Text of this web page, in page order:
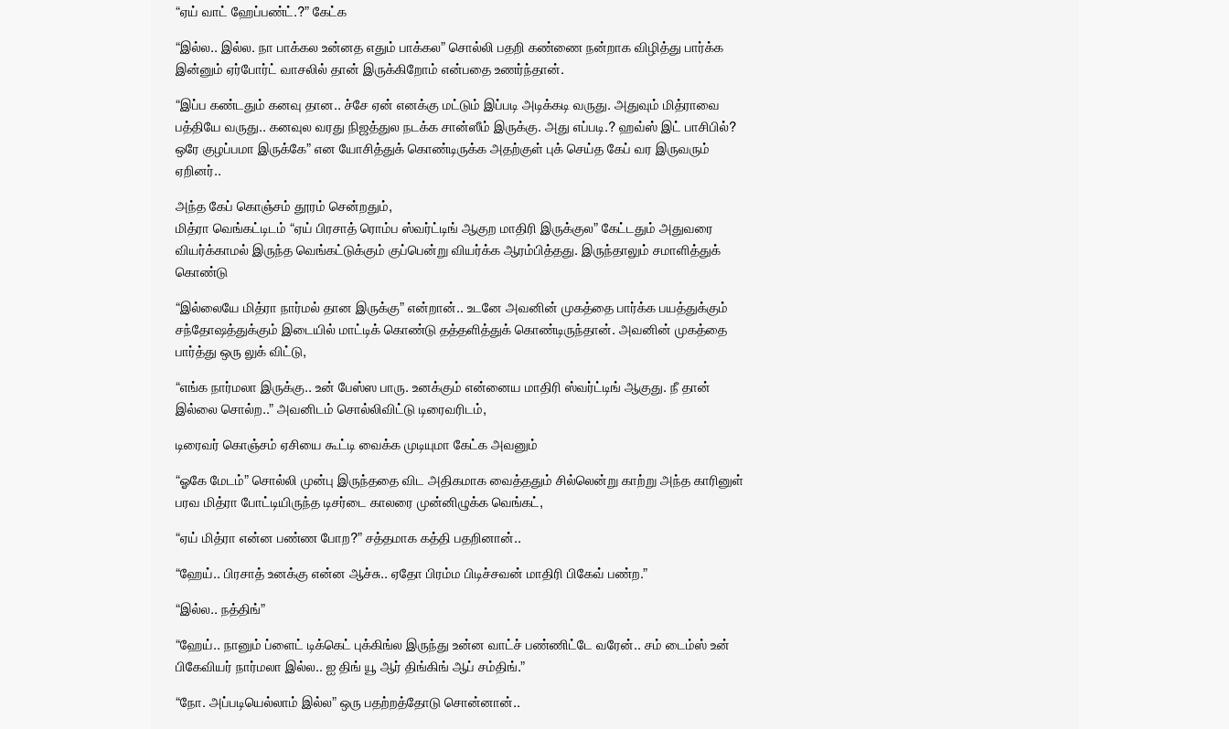
“ஏய் வாட் ஹேப்பண்ட்.?” கேட்க
“இல்ல.. இல்ல. நா பாக்கல உன்னத எதும் பாக்கல” சொல்லி பதறி கண்ணை நன்றாக விழித்து பார்க்க
இன்னும் ஏர்போர்ட் வாசலில் தான் இருக்கிறோம் என்பதை உணர்ந்தான்.
“இப்ப கண்டதும் கனவு தான.. ச்சே ஏன் எனக்கு மட்டும் இப்படி அடிக்கடி வருது. அதுவும் மித்ராவை
பத்தியே வருது.. கனவுல வரது நிஜத்துல நடக்க சான்ஸீம் இருக்கு. அது எப்படி.? ஹவ்ஸ் இட் பாசிபில்?
ஒரே குழப்பமா இருக்கே” என யோசித்துக் கொண்டிருக்க அதற்குள் புக் செய்த கேப் வர இருவரும்
ஏறினர்..
அந்த கேப் கொஞ்சம் தூரம் சென்றதும்,
மித்ரா வெங்கட்டிடம் “ஏய் பிரசாத் ரொம்ப ஸ்வர்ட்டிங் ஆகுற மாதிரி இருக்குல” கேட்டதும் அதுவரை
வியர்க்காமல் இருந்த வெங்கட்டுக்கும் குப்பென்று வியர்க்க ஆரம்பித்தது. இருந்தாலும் சமாளித்துக்
கொண்டு
“இல்லையே மித்ரா நார்மல் தான இருக்கு” என்றான்.. உடனே அவனின் முகத்தை பார்க்க பயத்துக்கும்
சந்தோஷத்துக்கும் இடையில் மாட்டிக் கொண்டு தத்தளித்துக் கொண்டிருந்தான். அவனின் முகத்தை
பார்த்து ஒரு லுக் விட்டு,
“எங்க நார்மலா இருக்கு.. உன் பேஸ்ஸ பாரு. உனக்கும் என்னைய மாதிரி ஸ்வர்ட்டிங் ஆகுது. நீ தான்
இல்லை சொல்ற..” அவனிடம் சொல்லிவிட்டு டிரைவரிடம்,
டிரைவர் கொஞ்சம் ஏசியை கூட்டி வைக்க முடியுமா கேட்க அவனும்
“ஓகே மேடம்” சொல்லி முன்பு இருந்ததை விட அதிகமாக வைத்ததும் சில்லென்று காற்று அந்த காரினுள்
பரவ மித்ரா போட்டியிருந்த டிசர்டை காலரை முன்னிழுக்க வெங்கட்,
“ஏய் மித்ரா என்ன பண்ண போற?” சத்தமாக கத்தி பதறினான்..
“ஹேய்.. பிரசாத் உனக்கு என்ன ஆச்சு.. ஏதோ பிரம்ம பிடிச்சவன் மாதிரி பிகேவ் பண்ற.”
“இல்ல.. நத்திங்”
“ஹேய்.. நானும் ப்ளைட் டிக்கெட் புக்கிங்ல இருந்து உன்ன வாட்ச் பண்ணிட்டே வரேன்.. சம் டைம்ஸ் உன்
பிகேவியர் நார்மலா இல்ல.. ஐ திங் யூ ஆர் திங்கிங் ஆப் சம்திங்.”
“நோ. அப்படியெல்லாம் இல்ல” ஒரு பதற்றத்தோடு சொன்னான்..